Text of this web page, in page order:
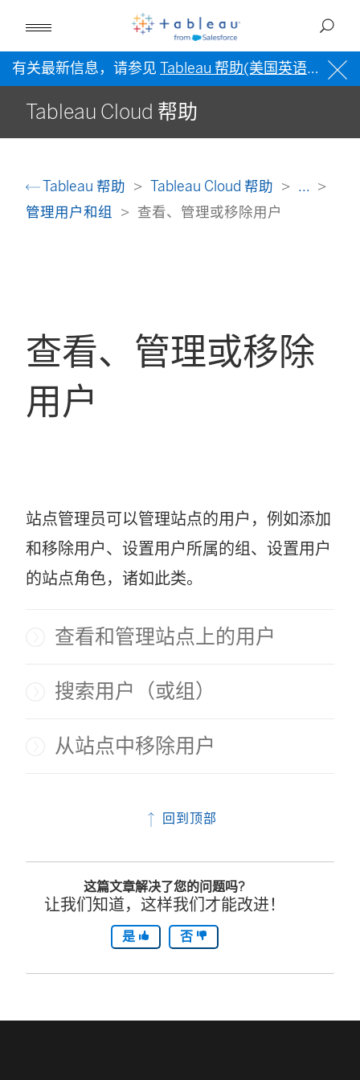
有关最新信息，请参见 Tableau 帮助(美国英语) 。
Tableau Cloud 帮助
Tableau 帮助 Tableau Cloud 帮助
...
管理用户和组
查看、管理或移除用户
查看、管理或移除
用户
站点管理员可以管理站点的用户，例如添加
和移除用户、设置用户所属的组、设置用户
的站点角色，诸如此类。
查看和管理站点上的用户
搜索用户（或组）
从站点中移除用户
回到顶部
这篇文章解决了您的问题吗?
让我们知道，这样我们才能改进！
是 否